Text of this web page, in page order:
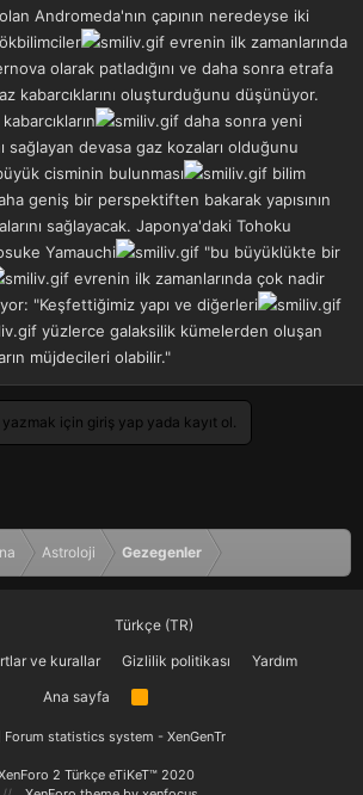
Andromeda'nın çapının neredeyse iki
evrenin ilk zamanlarında
olarak patladığını ve daha sonra etrafa
kabarcıklarını oluşturduğunu düşünüyor.
daha sonra yeni
sağlayan devasa gaz kozaları olduğunu
cisminin bulunması
bilim
geniş bir perspektiften bakarak yapısının
sağlayacak. Japonya'daki Tohoku
Yamauchi
"bu büyüklükte bir
evrenin ilk zamanlarında çok nadir
"Keşfettiğimiz yapı ve diğerleri
yüzlerce galaksilik kümelerden oluşan
müjdecileri olabilir."
için giriş yap yada kayıt ol.
Astroloji Gezegenler
Türkçe (TR)
ve kurallar Gizlilik politikası
Yardım
Ana sayfa
R
Forum statistics system - XenGenTr
2 Türkçe eTiKeT™ 2020